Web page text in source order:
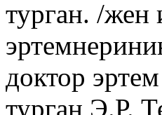
турган. /жен
доктор
турган Э.Р.